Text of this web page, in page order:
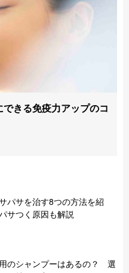
きる免疫力アップのコ
パサを治す8つの方法を紹
サつく原因も解説
のシャンプーはあるの？ 選